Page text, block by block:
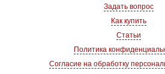
Задать вопрос
Как купить
Статьи
Политика
Согласие на обработку